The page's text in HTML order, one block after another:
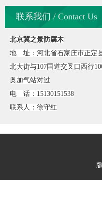
联系我们 / Contact Us
北京冀之景防腐木
地 址：河北省石家庄市正定
北大街与107国道交叉口西行
奥加气站对过
电 话：15130151538
联系人：徐守红